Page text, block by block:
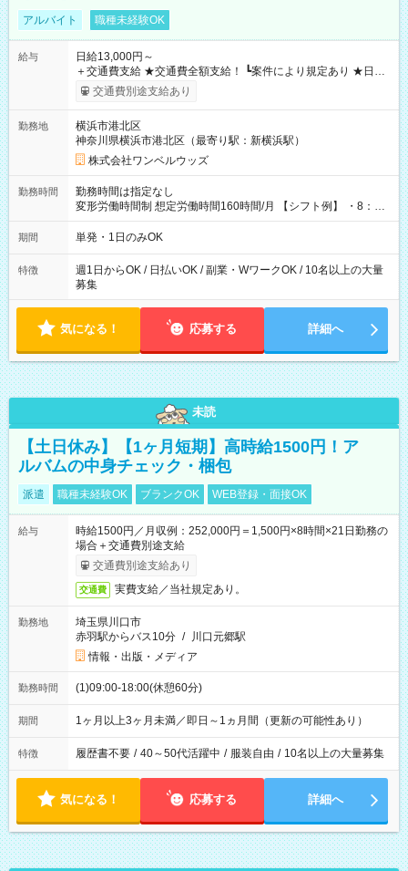
アルバイト 職種未経験OK
給与
日給13,000円～
＋交通費支給 ★交通費全額支給！ ┗案件により規定あり ★日払
いOK！（規定あり） ┗働いたその日に現金GET♪ お仕事後はコ
ンビニATMから 日払い分を引き落とせます！ 【試用期間】試
交通費別途支給あり
勤務地
横浜市港北区
神奈川県横浜市港北区（最寄り駅：新横浜駅）
株式会社ワンベルウッズ
勤務時間
勤務時間は指定なし
変形労働時間制 想定労働時間160時間/月 【シフト例】 ・8：00
～21：00
期間 単発・1日のみOK
特徴
週1日からOK / 日払いOK / 副業・WワークOK / 10名以上の大量
募集
気になる！ 応募する 詳細へ
未読
【土日休み】【1ヶ月短期】高時給1500円！ア
ルバムの中身チェック・梱包
派遣 職種未経験OK ブランクOK WEB登録・面接OK
給与
時給1500円／月収例：252,000円＝1,500円×8時間×21日勤務の
場合＋交通費別途支給
交通費別途支給あり
交通費 実費支給／当社規定あり。
勤務地
埼玉県川口市
赤羽駅からバス10分 / 川口元郷駅
情報・出版・メディア
勤務時間 (1)09:00-18:00(休憩60分)
期間 1ヶ月以上3ヶ月未満／即日～1ヵ月間（更新の可能性あり）
特徴 履歴書不要 / 40～50代活躍中 / 服装自由 / 10名以上の大量募集
気になる！ 応募する 詳細へ